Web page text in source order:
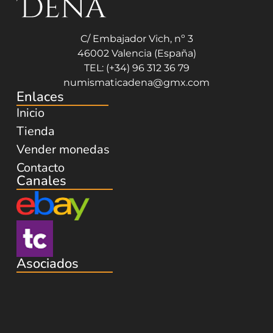
C/ Embajador Vich, nº 3
46002 Valencia (España)
TEL: (+34) 96 312 36 79
numismaticadena@gmx.com
Enlaces
Inicio
Tienda
Vender monedas
Contacto
Canales
Asociados